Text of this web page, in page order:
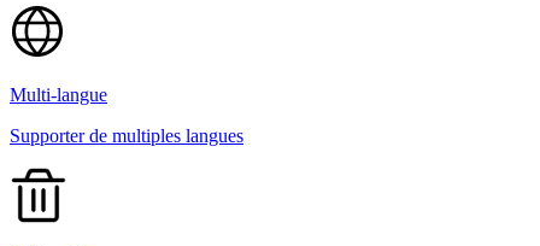
Multi-langue
Supporter de multiples langues